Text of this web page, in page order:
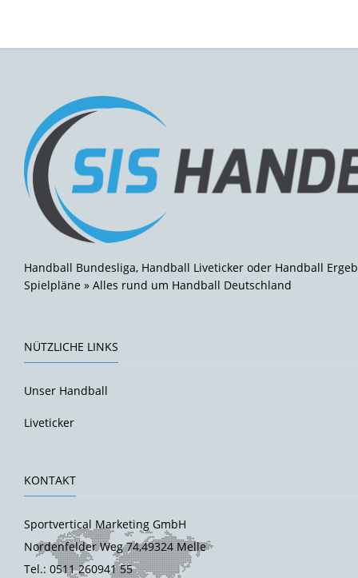
Handball Bundesliga, Handball Liveticker oder Handball
Spielpläne » Alles rund um Handball Deutschland
NÜTZLICHE LINKS
Unser Handball
Liveticker
KONTAKT
Sportvertical Marketing GmbH
Nordenfelder Weg 74,49324 Melle
Tel.: 0511 260941 55